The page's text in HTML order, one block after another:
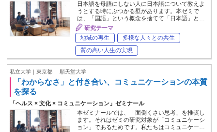
日本語を母語にしない人に日本語について教えよ
うとする時にぶつかる壁があります。本ゼミで
は、「国語」という概念を捨てて「日本語」と…
研究テーマ
地域の再生
多様な人々との共生
質の高い人生の実現
私立大学｜東京都 順天堂大学
「わからなさ」と付き合い、コミュニケーションの本質
を探る
「ヘルス × 文化 × コミュニケーション」ゼミナール
本ゼミナールでは、「面倒くさい思考」を推奨し
ます。それはゼミの研究対象が「コミュニケーシ
ョン」であるためです。私たちはコミュニケー…